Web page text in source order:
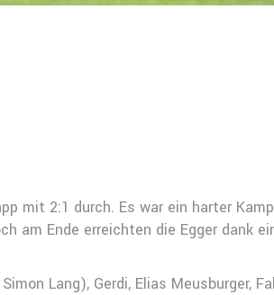
mit 2:1 durch. Es war ein harter
am Ende erreichten die Egger dank
Lang), Gerdi, Elias Meusburger,